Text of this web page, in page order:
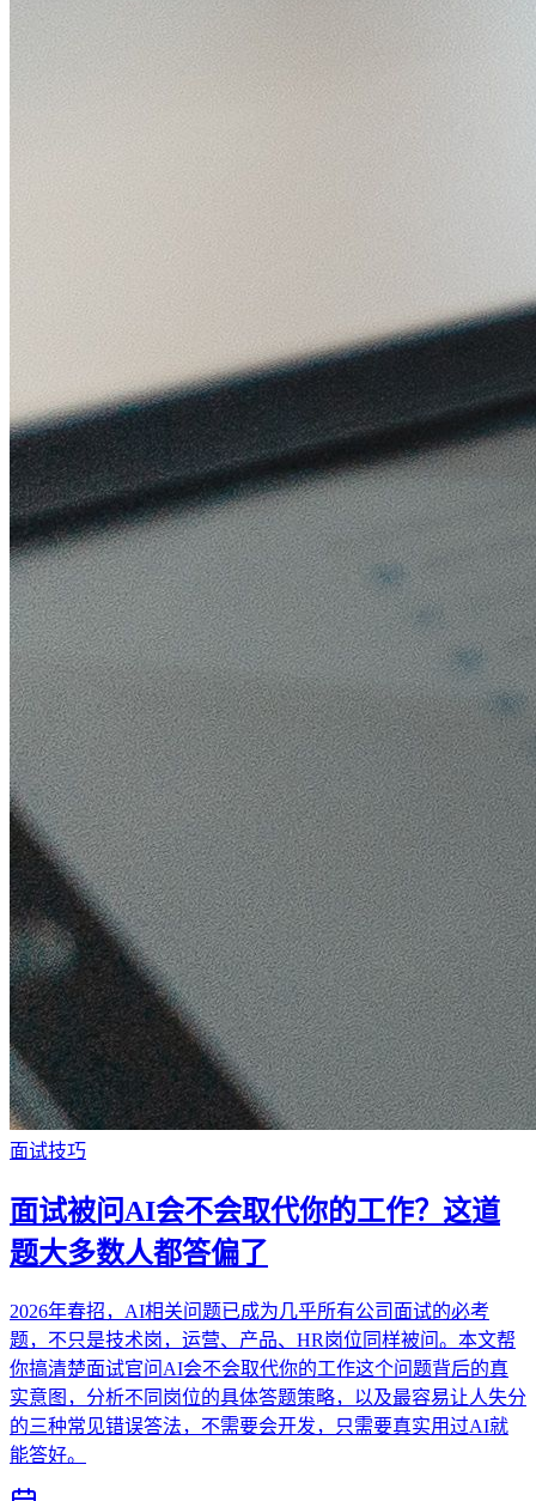
面试技巧
面试被问AI会不会取代你的工作？这道
题大多数人都答偏了
2026年春招，AI相关问题已成为几乎所有公司面试的必考
题，不只是技术岗，运营、产品、HR岗位同样被问。本文帮
你搞清楚面试官问AI会不会取代你的工作这个问题背后的真
实意图，分析不同岗位的具体答题策略，以及最容易让人失分
的三种常见错误答法，不需要会开发，只需要真实用过AI就
能答好。